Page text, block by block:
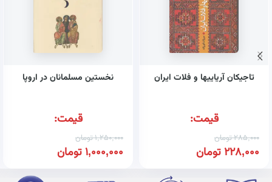
تاجیکان آریاییها و فلات ایران
قیمت:
285,000تومان
228,000تومان
نخستین مسلمانان در اروپا
قیمت:
1,250,000تومان
1,000,000تومان